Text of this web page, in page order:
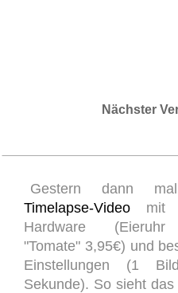
Nächster
Gestern dann
Timelapse-Video mit
Hardware
"Tomate" 3,95€) und
Einstellungen (1
Sekunde). So sieht das